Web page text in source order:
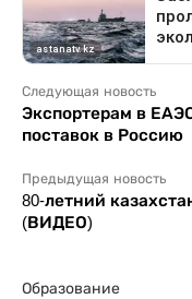
Следующая новость
Экспортерам в
поставок в Россию
Предыдущая новость
80-летний
(ВИДЕО)
Образование